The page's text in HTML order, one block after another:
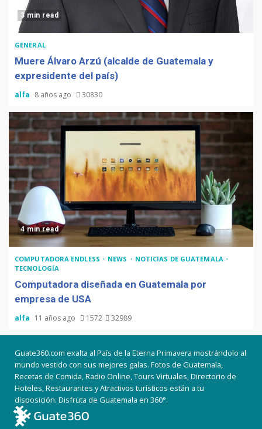
3 min read
GENERAL
Muere Álvaro Arzú (alcalde de Guatemala y
expresidente del país)
alfa 8 años ago 30830
4 min read
COMPUTADORA ENDLESS NEWS
NOTICIAS DE GUATEMALA
TECNOLOGÍA
Computadora diseñada en Guatemala por
empresa de USA
alfa 11 años ago 1572 32989
Guate360.com exalta al País de la Eterna Primavera mostrándolo al
mundo vestido con sus mejores galas. Fotos de Guatemala,
Recetas de Comida, Radio Online, Tours Virtuales, Directorio de
Hoteles, Restaurantes y Atractivos turísticos están a tu
disposición. Disfruta de Guatemala en 360°.